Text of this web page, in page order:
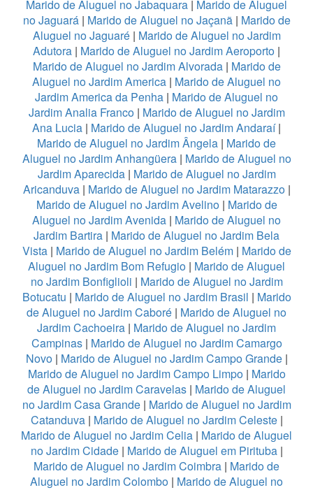
Marido de Aluguel no Jabaquara | Marido de Aluguel
no Jaguará| Marido de Aluguel no Jaçanã| Marido de
Aluguel no Jaguaré| Marido de Aluguel no Jardim
Adutora | Marido de Aluguel no Jardim Aeroporto |
Marido de Aluguel no Jardim Alvorada| Marido de
Aluguel no Jardim America | Marido de Aluguel no
Jardim America da Penha | Marido de Aluguel no
Jardim Analia Franco| Marido de Aluguel no Jardim
Ana Lucia | Marido de Aluguel no Jardim Andaraí|
Marido de Aluguel no Jardim Ângela | Marido de
Aluguel no Jardim Anhangüera| Marido de Aluguel no
Jardim Aparecida| Marido de Aluguel no Jardim
Aricanduva| Marido de Aluguel no Jardim Matarazzo|
Marido de Aluguel no Jardim Avelino| Marido de
Aluguel no Jardim Avenida | Marido de Aluguel no
Jardim Bartira | Marido de Aluguel no Jardim Bela
Vista| Marido de Aluguel no Jardim Belém| Marido de
Aluguel no Jardim Bom Refugio | Marido de Aluguel
no Jardim Bonfiglioli | Marido de Aluguel no Jardim
Botucatu | Marido de Aluguel no Jardim Brasil | Marido
de Aluguel no Jardim Caboré | Marido de Aluguel no
Jardim Cachoeira | Marido de Aluguel no Jardim
Campinas| Marido de Aluguel no Jardim Camargo
Novo| Marido de Aluguel no Jardim Campo Grande|
Marido de Aluguel no Jardim Campo Limpo| Marido
de Aluguel no Jardim Caravelas | Marido de Aluguel
no Jardim Casa Grande| Marido de Aluguel no Jardim
Catanduva| Marido de Aluguel no Jardim Celeste|
Marido de Aluguel no Jardim Celia | Marido de Aluguel
no Jardim Cidade| Marido de Aluguel em Pirituba|
Marido de Aluguel no Jardim Coimbra | Marido de
Aluguel no Jardim Colombo | Marido de Aluguel no